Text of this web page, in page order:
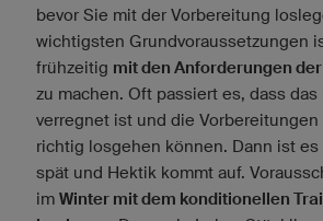
bevor Sie mit der Vorbereitung
wichtigsten Grundvoraussetzungen
frühzeitig mit den Anforderungen
zu machen. Oft passiert es, dass das
verregnet ist und die
richtig losgehen können. Dann ist
spät und Hektik kommt auf.
im Winter mit dem konditionellen